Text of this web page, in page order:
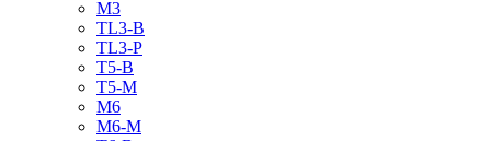
M3
TL3-B
TL3-P
T5-B
T5-M
M6
M6-M